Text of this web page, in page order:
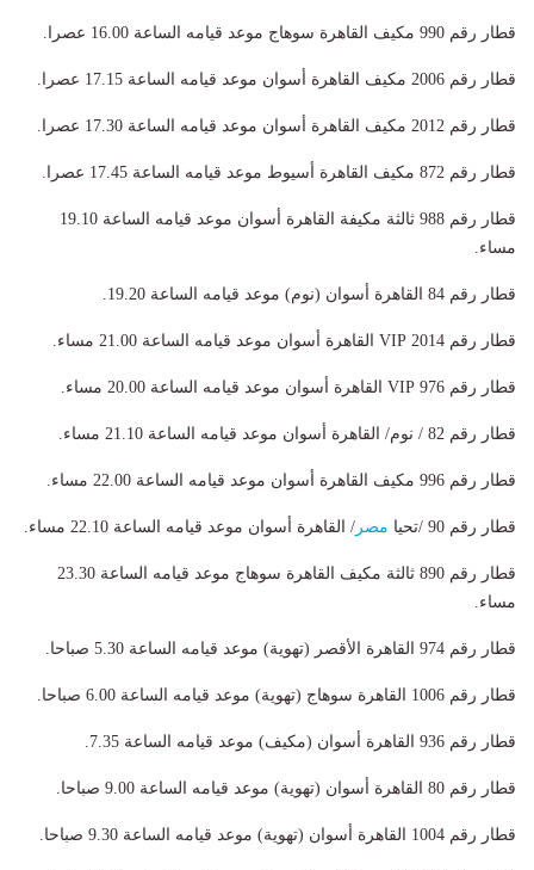
قطار رقم 990 مكيف القاهرة سوهاج موعد قيامه الساعة 16.00 عصرا.
قطار رقم 2006 مكيف القاهرة أسوان موعد قيامه الساعة 17.15 عصرا.
قطار رقم 2012 مكيف القاهرة أسوان موعد قيامه الساعة 17.30 عصرا.
قطار رقم 872 مكيف القاهرة أسيوط موعد قيامه الساعة 17.45 عصرا.
قطار رقم 988 ثالثة مكيفة القاهرة أسوان موعد قيامه الساعة 19.10
مساء.
قطار رقم 84 القاهرة أسوان (نوم) موعد قيامه الساعة 19.20.
قطار رقم 2014 VIP القاهرة أسوان موعد قيامه الساعة 21.00 مساء.
قطار رقم 976 VIP القاهرة أسوان موعد قيامه الساعة 20.00 مساء.
قطار رقم 82 / نوم/ القاهرة أسوان موعد قيامه الساعة 21.10 مساء.
قطار رقم 996 مكيف القاهرة أسوان موعد قيامه الساعة 22.00 مساء.
قطار رقم 90 /تحيا مصر / القاهرة أسوان موعد قيامه الساعة 22.10 مساء.
قطار رقم 890 ثالثة مكيف القاهرة سوهاج موعد قيامه الساعة 23.30
مساء.
قطار رقم 974 القاهرة الأقصر (تهوية) موعد قيامه الساعة 5.30 صباحا.
قطار رقم 1006 القاهرة سوهاج (تهوية) موعد قيامه الساعة 6.00 صباحا.
قطار رقم 936 القاهرة أسوان (مكيف) موعد قيامه الساعة 7.35.
قطار رقم 80 القاهرة أسوان (تهوية) موعد قيامه الساعة 9.00 صباحا.
قطار رقم 1004 القاهرة أسوان (تهوية) موعد قيامه الساعة 9.30 صباحا.